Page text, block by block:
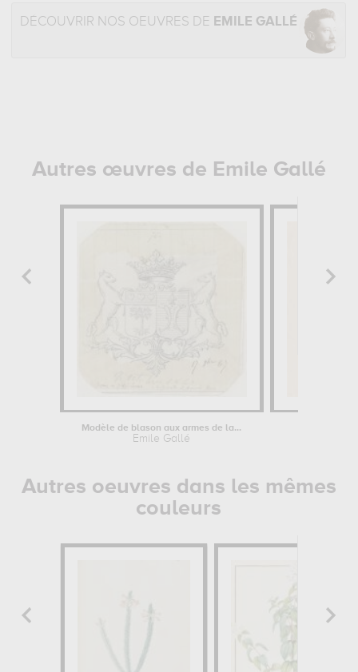
DÉCOUVRIR NOS OEUVRES DE EMILE GALLÉ
Autres œuvres de Emile Gallé
Modèle de blason aux armes de la...
Emile Gallé
Autres oeuvres dans les mêmes
couleurs